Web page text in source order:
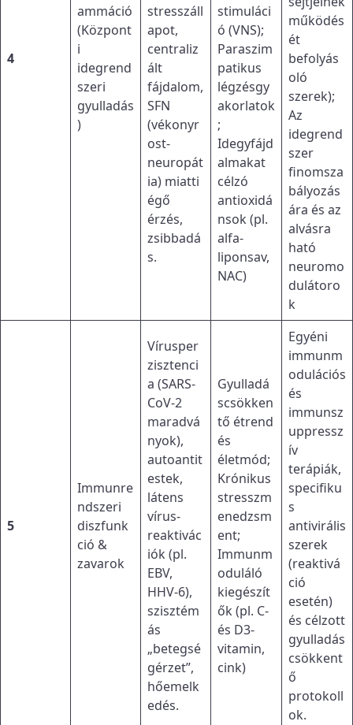
4
ammáció
(Központ
i
idegrend
szeri
gyulladás
)
stresszáll
apot,
centraliz
ált
fájdalom,
SFN
(vékonyr
ost-
neuropát
ia) miatti
égő
érzés,
zsibbadá
s.
stimuláci
ó (VNS);
Paraszim
patikus
légzésgy
akorlatok
;
Idegyfájd
almakat
célzó
antioxidá
nsok (pl.
alfa-
liponsav,
NAC)
működés
ét
befolyás
oló
szerek);
Az
idegrend
szer
finomsza
bályozás
ára és az
alvásra
ható
neuromo
dulátoro
k
5
Immunre
ndszeri
diszfunk
ció &
zavarok
Vírusper
zisztenci
a (SARS-
CoV-2
maradvá
nyok),
autoantit
estek,
látens
vírus-
reaktivác
iók (pl.
EBV,
HHV-6),
szisztém
ás
„betegsé
gérzet”,
hőemelk
edés.
Gyulladá
scsökken
tő étrend
és
életmód;
Krónikus
stresszm
enedzsm
ent;
Immunm
oduláló
kiegészít
ők (pl. C-
és D3-
vitamin,
cink)
Egyéni
immunm
odulációs
és
immunsz
uppressz
ív
terápiák,
specifiku
s
antivirális
szerek
(reaktivá
ció
esetén)
és célzott
gyulladás
csökkent
ő
protokoll
ok.